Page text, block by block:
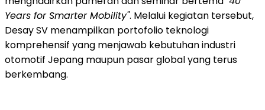
Years for Smarter Mobility". Melalui kegiatan tersebut,
Desay SV menampilkan portofolio teknologi
komprehensif yang menjawab kebutuhan industri
otomotif Jepang maupun pasar global yang terus
berkembang.